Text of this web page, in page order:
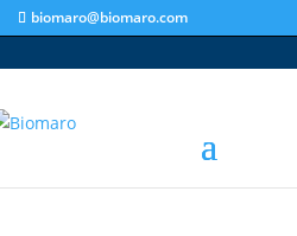
biomaro@biomaro.com